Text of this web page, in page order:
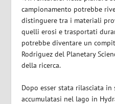
campionamento potrebbe
distinguere tra i materiali
quelli erosi e trasportati
potrebbe diventare un
Rodriguez del Planetary
della ricerca.
Dopo esser stata rilasciata in
accumulatasi nel lago in